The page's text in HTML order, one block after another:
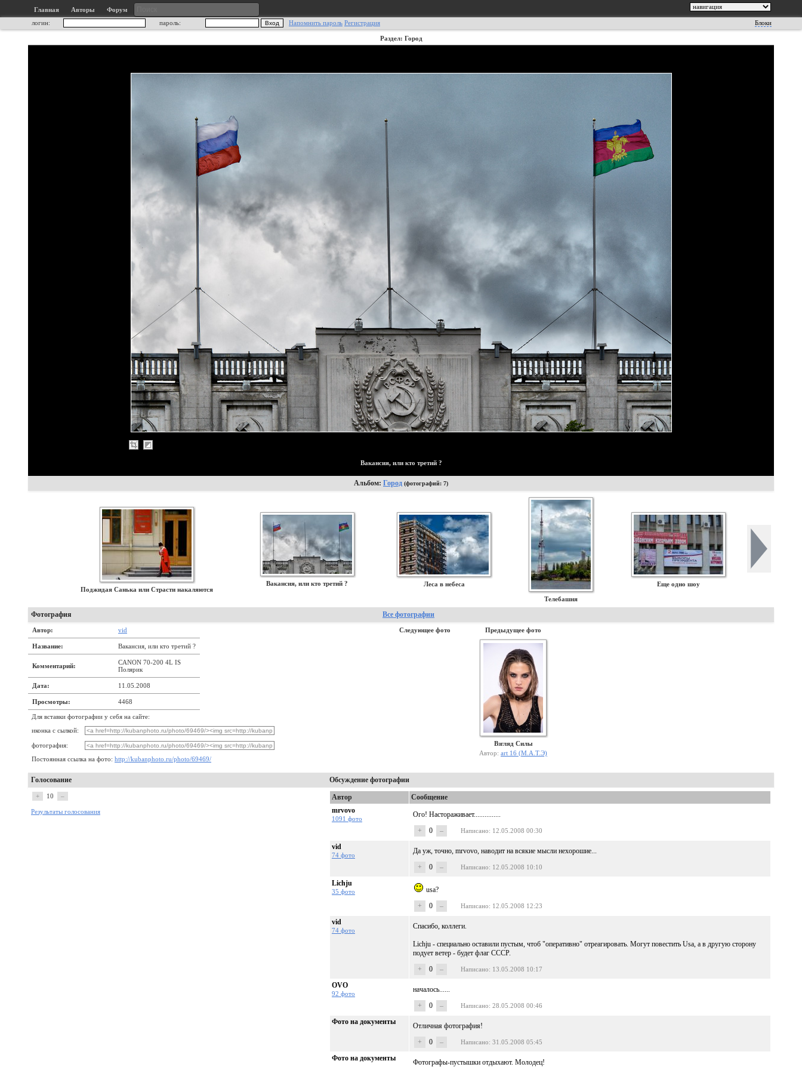
Главная Авторы
Форум
логин:
пароль: Напомнить пароль Регистрация Блоки
Раздел: Город
Вакансия, или кто третий ?
Альбом: Город (фотографий: 7)
Поджидая Санька или Страсти накаляются
Вакансия, или кто третий ? Леса в небеса
Телебашня
Еще одно шоу
Фотография Все фотографии
Автор: vid
Название: Вакансия, или кто третий ?
Комментарий:
CANON 70-200 4L IS
Полярик
Дата: 11.05.2008
Просмотры: 4468
Для вставки фотографии у себя на сайте:
иконка с сылкой:
фотография:
Постоянная ссылка на фото: http://kubanphoto.ru/photo/69469/
Следующее фото Предыдущее фото
Взгляд Силы
Автор: art 16 (М.А.Т.Э)
Голосование Обсуждение фотографии
+ 10 –
Результаты голосования
Автор
Сообщение
mrvovo
1091 фото
Ого! Настораживает...............
+
0 – Написано: 12.05.2008 00:30
vid
74 фото
Да уж, точно, mrvovo, наводит на всякие мысли нехорошие...
+
0 – Написано: 12.05.2008 10:10
Lichju
35 фото
usa?
+
0 – Написано: 12.05.2008 12:23
vid
74 фото Спасибо, коллеги.
Lichju - специально оставили пустым, чтоб "оперативно" отреагировать. Могут повестить Usa, а в другую сторону
подует ветер - будет флаг CCCР.
+
0 – Написано: 13.05.2008 10:17
OVO
92 фото
началось......
+
0 – Написано: 28.05.2008 00:46
Фото на документы
Отличная фотография!
+
0 – Написано: 31.05.2008 05:45
Фото на документы Фотографы-пустышки отдыхают. Молодец!